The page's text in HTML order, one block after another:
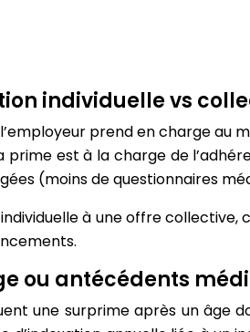
individuelle vs
prend en charge au
prime est à la charge de
(moins de questionnaires
à une offre
ou antécédents
une surprime après un âge